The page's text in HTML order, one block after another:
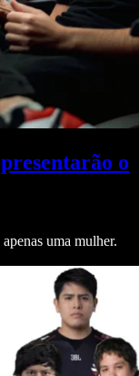
o
uma mulher.